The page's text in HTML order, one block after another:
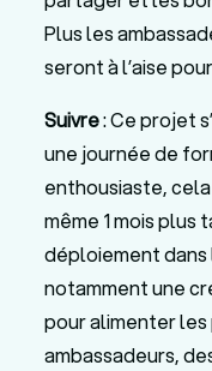
Plus les
seront à l’aise
Suivre: Ce projet
une journée de
enthousiaste, cela
même 1 mois plus
déploiement
notamment une
pour alimenter
ambassadeurs,